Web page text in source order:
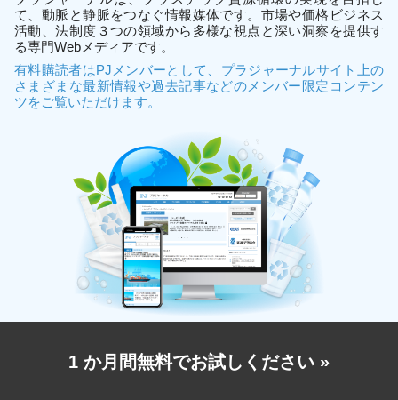
て、動脈と静脈をつなぐ情報媒体です。市場や価格ビジネス
活動、法制度３つの領域から多様な視点と深い洞察を提供す
る専門Webメディアです。
有料購読者はPJメンバーとして、プラジャーナルサイト上の
さまざまな最新情報や過去記事などのメンバー限定コンテン
ツをご覧いただけます。
1 か月間無料でお試しください »